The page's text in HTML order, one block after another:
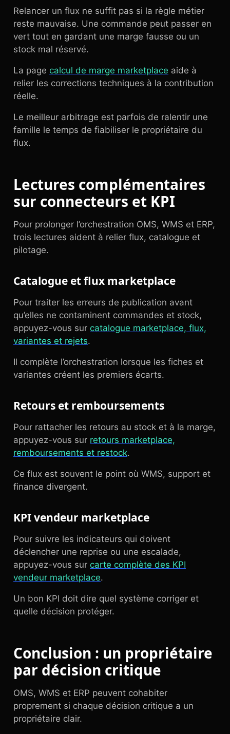
Relancer un flux ne suffit pas si la règle métier
reste mauvaise. Une commande peut passer en
vert tout en gardant une marge fausse ou un
stock mal réservé.
La page calcul de marge marketplace aide à
relier les corrections techniques à la contribution
réelle.
Le meilleur arbitrage est parfois de ralentir une
famille le temps de fiabiliser le propriétaire du
flux.
Lectures complémentaires
sur connecteurs et KPI
Pour prolonger l’orchestration OMS, WMS et ERP,
trois lectures aident à relier flux, catalogue et
pilotage.
Catalogue et flux marketplace
Pour traiter les erreurs de publication avant
qu’elles ne contaminent commandes et stock,
appuyez-vous sur catalogue marketplace, flux,
variantes et rejets.
Il complète l’orchestration lorsque les fiches et
variantes créent les premiers écarts.
Retours et remboursements
Pour rattacher les retours au stock et à la marge,
appuyez-vous sur retours marketplace,
remboursements et restock.
Ce flux est souvent le point où WMS, support et
finance divergent.
KPI vendeur marketplace
Pour suivre les indicateurs qui doivent
déclencher une reprise ou une escalade,
appuyez-vous sur carte complète des KPI
vendeur marketplace.
Un bon KPI doit dire quel système corriger et
quelle décision protéger.
Conclusion : un propriétaire
par décision critique
OMS, WMS et ERP peuvent cohabiter
proprement si chaque décision critique a un
propriétaire clair.